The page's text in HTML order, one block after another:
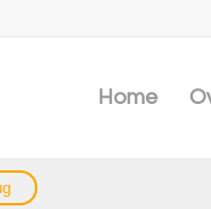
Home